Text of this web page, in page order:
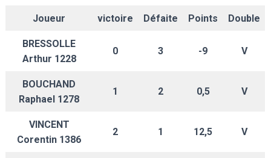
Joueur victoire Défaite Points Double
BRESSOLLE
Arthur 1228
0 3 -9 V
BOUCHAND
Raphael 1278
1 2 0,5 V
VINCENT
Corentin 1386
2 1 12,5 V